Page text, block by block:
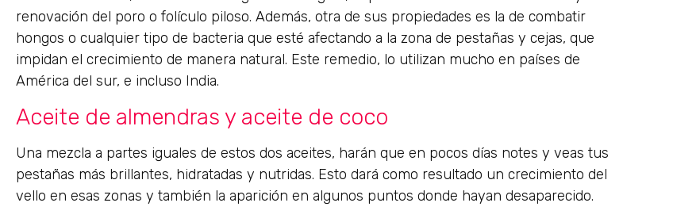
renovación del poro o folículo piloso. Además, otra de sus propiedades es la de combatir
hongos o cualquier tipo de bacteria que esté afectando a la zona de pestañas y cejas, que
impidan el crecimiento de manera natural. Este remedio, lo utilizan mucho en países de
América del sur, e incluso India.
Aceite de almendras y aceite de coco
Una mezcla a partes iguales de estos dos aceites, harán que en pocos días notes y veas tus
pestañas más brillantes, hidratadas y nutridas. Esto dará como resultado un crecimiento del
vello en esas zonas y también la aparición en algunos puntos donde hayan desaparecido.